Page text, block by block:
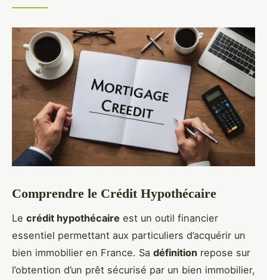
Comprendre le Crédit Hypothécaire
Le crédit hypothécaire est un outil financier
essentiel permettant aux particuliers d’acquérir un
bien immobilier en France. Sa définition repose sur
l’obtention d’un prêt sécurisé par un bien immobilier,